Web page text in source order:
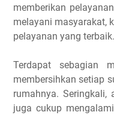
memberikan
melayani masyarakat,
pelayanan yang terbaik.
Terdapat sebagian
membersihkan setiap
rumahnya. Seringkali,
juga cukup